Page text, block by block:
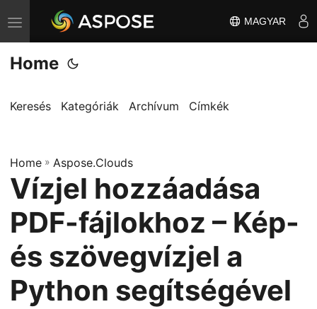
T
o
g
l
a
v
g
a
t
i
o
MAGYAR
Home
Keresés Kategóriák Archívum Címkék
Home » Aspose.Clouds
Vízjel hozzáadása
PDF-fájlokhoz – Kép-
és szövegvízjel a
Python segítségével